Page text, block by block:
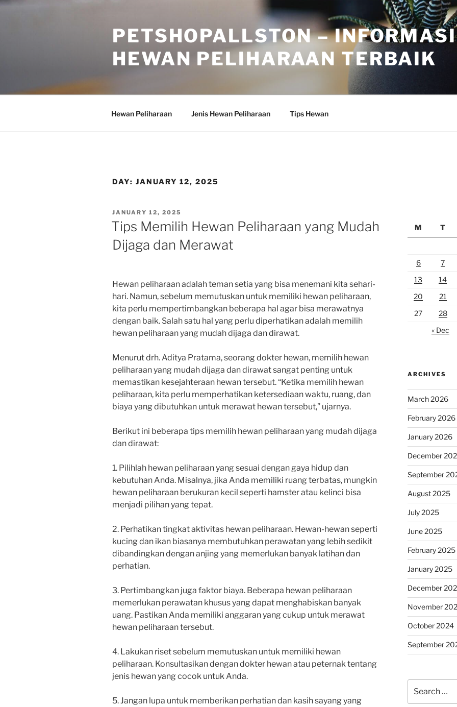
Skip
PETSHOPALLSTON –
HEWAN PELIHARAAN TERBAIK
Hewan Peliharaan Jenis Hewan Peliharaan Tips Hewan
DAY: JANUARY 12, 2025
POSTED
ON
JANUARY 12, 2025
Tips Memilih Hewan Peliharaan yang Mudah
Dijaga dan Merawat
Hewan peliharaan adalah teman setia yang bisa menemani kita sehari-
hari. Namun, sebelum memutuskan untuk memiliki hewan peliharaan,
kita perlu mempertimbangkan beberapa hal agar bisa merawatnya
dengan baik. Salah satu hal yang perlu diperhatikan adalah memilih
hewan peliharaan yang mudah dijaga dan dirawat.
Menurut drh. Aditya Pratama, seorang dokter hewan, memilih hewan
peliharaan yang mudah dijaga dan dirawat sangat penting untuk
memastikan kesejahteraan hewan tersebut. “Ketika memilih hewan
peliharaan, kita perlu memperhatikan ketersediaan waktu, ruang, dan
biaya yang dibutuhkan untuk merawat hewan tersebut,” ujarnya.
Berikut ini beberapa tips memilih hewan peliharaan yang mudah dijaga
dan dirawat:
1. Pilihlah hewan peliharaan yang sesuai dengan gaya hidup dan
kebutuhan Anda. Misalnya, jika Anda memiliki ruang terbatas, mungkin
hewan peliharaan berukuran kecil seperti hamster atau kelinci bisa
menjadi pilihan yang tepat.
2. Perhatikan tingkat aktivitas hewan peliharaan. Hewan-hewan seperti
kucing dan ikan biasanya membutuhkan perawatan yang lebih sedikit
dibandingkan dengan anjing yang memerlukan banyak latihan dan
perhatian.
3. Pertimbangkan juga faktor biaya. Beberapa hewan peliharaan
memerlukan perawatan khusus yang dapat menghabiskan banyak
uang. Pastikan Anda memiliki anggaran yang cukup untuk merawat
hewan peliharaan tersebut.
4. Lakukan riset sebelum memutuskan untuk memiliki hewan
peliharaan. Konsultasikan dengan dokter hewan atau peternak tentang
jenis hewan yang cocok untuk Anda.
5. Jangan lupa untuk memberikan perhatian dan kasih sayang yang
M
T
6
7
13
14
20
21
27
28
« Dec
ARCHIVES
March 2026
February 2026
January 2026
December
September
August 2025
July 2025
June 2025
February 2025
January 2025
December
November
October 2024
September
for: